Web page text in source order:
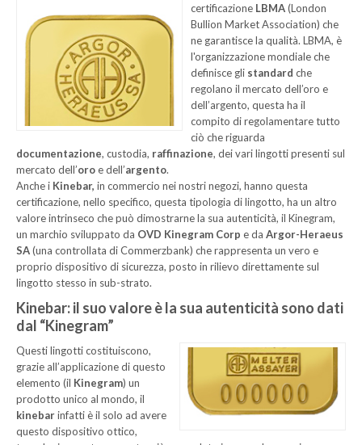
certificazione LBMA(London
Bullion Market Association) che
ne garantisce la qualità. LBMA, è
l'organizzazione mondiale che
definisce gli standard che
regolano il mercato dell’oro e
dell’argento, questa ha il
compito di regolamentare tutto
ciò che riguarda
documentazione, custodia, raffinazione, dei vari lingotti presenti sul
mercato dell’oroe dell’argento.
Anche i Kinebar, in commercio nei nostri negozi, hanno questa
certificazione, nello specifico, questa tipologia di lingotto, ha un altro
valore intrinseco che può dimostrarne la sua autenticità, il Kinegram,
un marchio sviluppato da OVD Kinegram Corp e da Argor-Heraeus
SA(una controllata di Commerzbank) che rappresenta un vero e
proprio dispositivo di sicurezza, posto in rilievo direttamente sul
lingotto stesso in sub-strato.
Kinebar: il suo valore è la sua autenticità sono dati
dal “Kinegram”
Questi lingotti costituiscono,
grazie all’applicazione di questo
elemento (il Kinegram) un
prodotto unico al mondo, il
kinebarinfatti è il solo ad avere
questo dispositivo ottico,